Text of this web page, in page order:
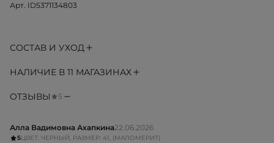
Арт. ID5371134803
СОСТАВ И УХОД
НАЛИЧИЕ В 11 МАГАЗИНАХ
ОТЗЫВЫ 5
Алла Вадимовна Ахапкина22.06.2026
5ЦВЕТ: ЧЕРНЫЙ, РАЗМЕР: 41, (МАЛОМЕРИТ)